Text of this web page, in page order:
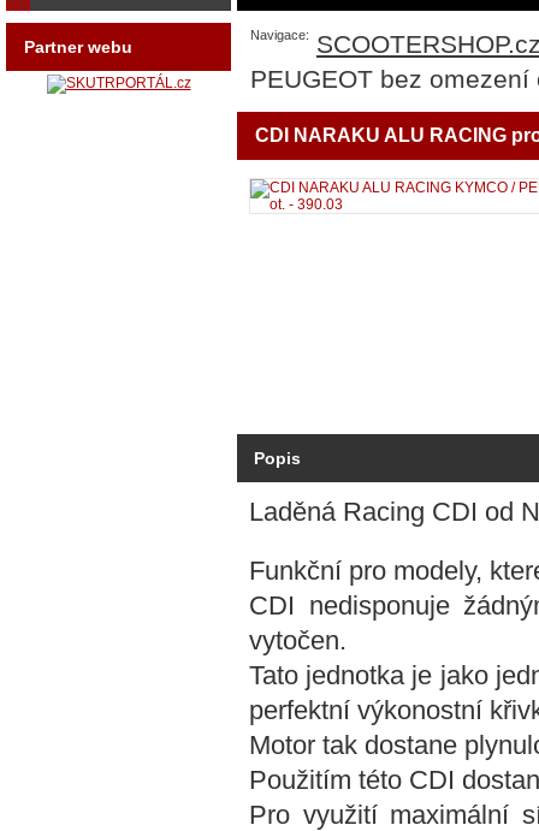
Navigace:
PEUGEOT bez omezení
CDI NARAKU ALU RACING
Popis
Laděná Racing CDI od
Funkční pro modely,
CDI nedisponuje
vytočen.
Tato jednotka je jako
perfektní výkonostní
Motor tak dostane
Použitím této CDI
Pro využití maximální
Partner webu